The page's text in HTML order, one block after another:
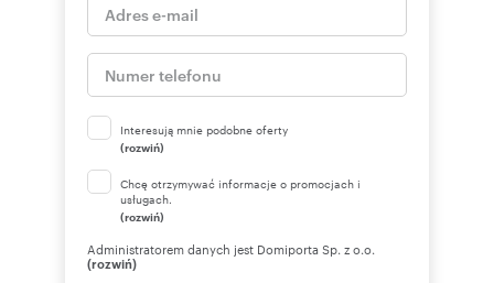
Interesują mnie podobne oferty
(rozwiń)
Chcę otrzymywać informacje o promocjach i
usługach.
(rozwiń)
Administratorem danych jest Domiporta Sp. z o.o.
(rozwiń)